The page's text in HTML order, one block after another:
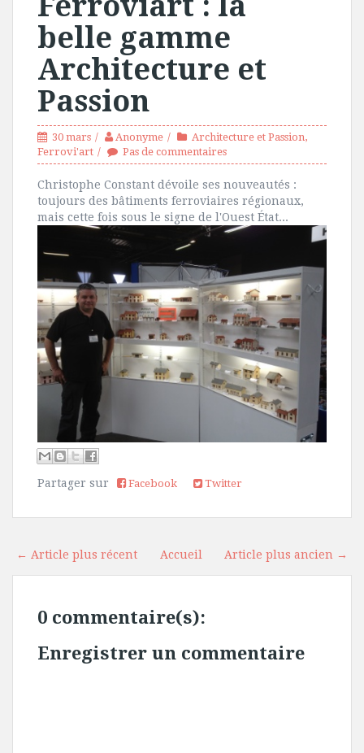
belle gamme
Architecture et
Passion
30 mars Anonyme Architecture et Passion,
Ferrovi'art
Pas de commentaires
Christophe Constant dévoile ses nouveautés :
toujours des bâtiments ferroviaires régionaux,
mais cette fois sous le signe de l'Ouest État...
Partager sur Facebook Twitter
← Article plus récent Article plus ancien →
Accueil
0 commentaire(s):
Enregistrer un commentaire